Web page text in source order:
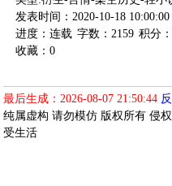
发表时间：2020-10-18 10:00:00
进度：连载 字数：2159 积分
收藏：0
最后生成：2026-08-07 21:50:44
纯属虚构 请勿模仿 版权所有 侵
受生活